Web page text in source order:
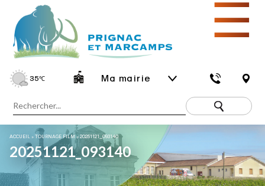
35℃ Ma mairie
☰
ACCUEIL »TOURNAGE FILM»20251121_093140
20251121_093140